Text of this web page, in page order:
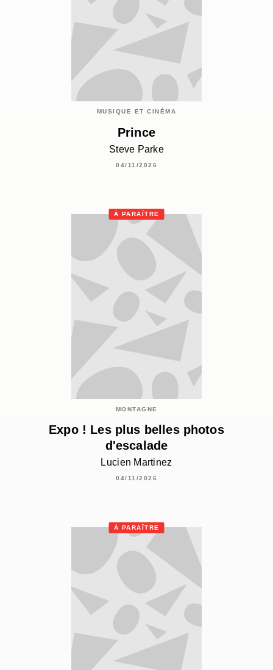
MUSIQUE ET CINÉMA
Prince
Steve Parke
04/11/2026
À PARAÎTRE
MONTAGNE
Expo ! Les plus belles photos
d'escalade
Lucien Martinez
04/11/2026
À PARAÎTRE